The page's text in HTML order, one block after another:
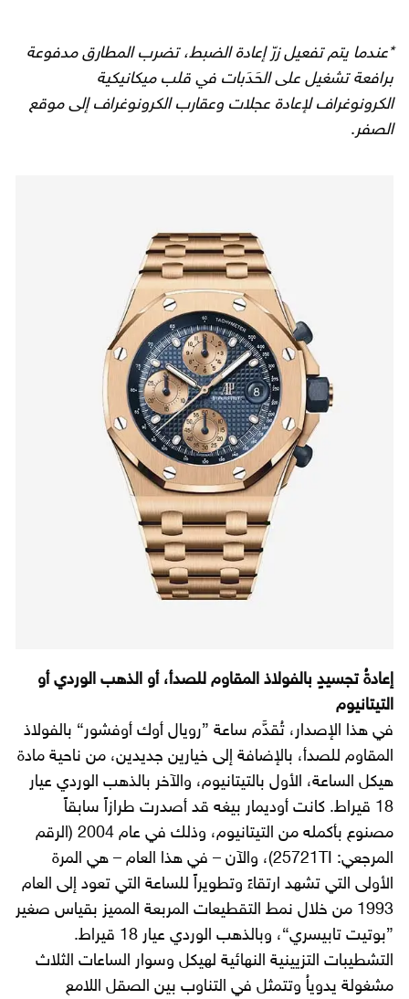
*عندما يتم تفعيل زرّ إعادة الضبط، تضرب المطارق مدفوعة
برافعة تشغيل على الحَدَبات في قلب ميكانيكية
الكرونوغراف لإعادة عجلات وعقارب الكرونوغراف إلى موقع
الصفر.
إعادةُ تجسيدٍ بالفولاذ المقاوم للصدأ، أو الذهب الوردي أو
التيتانيوم
في هذا الإصدار، تُقدَّم ساعة ”رويال أوك أوفشور“ بالفولاذ
المقاوم للصدأ، بالإضافة إلى خيارين جديدين، من ناحية مادة
هيكل الساعة، الأول بالتيتانيوم، والآخر بالذهب الوردي عيار
18 قيراط. كانت أوديمار بيغه قد أصدرت طرازاً سابقاً
مصنوع بأكمله من التيتانيوم، وذلك في عام 2004 (الرقم
المرجعي: 25721TI)، والآن – في هذا العام – هي المرة
الأولى التي تشهد ارتقاءً وتطويراً للساعة التي تعود إلى العام
1993 من خلال نمط التقطيعات المربعة المميز بقياس صغير
”بوتيت تابيسري“، وبالذهب الوردي عيار 18 قيراط.
التشطيبات التزيينية النهائية لهيكل وسوار الساعات الثلاث
مشغولة يدوياُ وتتمثل في التناوب بين الصقل اللامع